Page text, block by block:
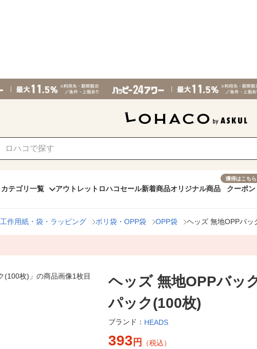
カテゴリ一覧 アウトレット ロハコセール新着商品オリジナル商品
獲得はこちら
クーポン
工作用紙・袋・ラッピング ポリ袋・OPP袋 OPP袋 ヘッズ 無地OPPバ
ヘッズ 無地OPPバッ
パック(100枚)
ブランド： HEADS
393 円 （税込）